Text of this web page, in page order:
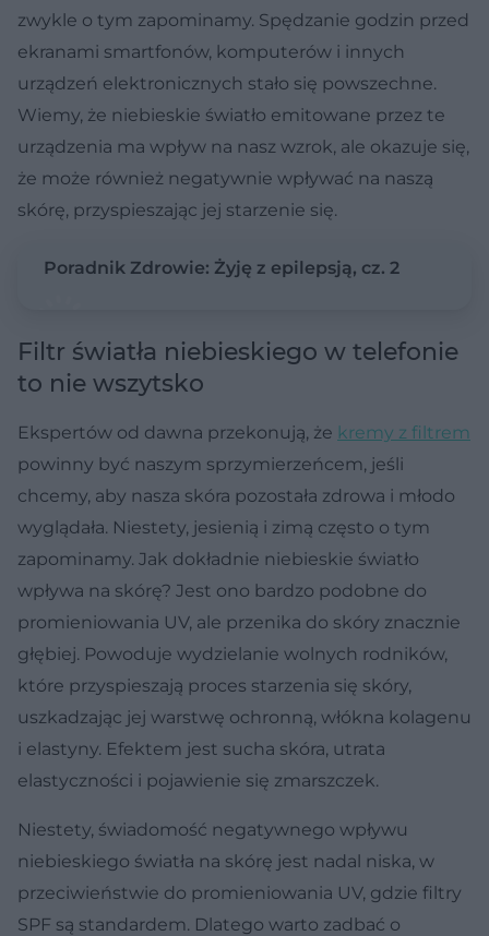
zwykle o tym zapominamy. Spędzanie godzin przed
ekranami smartfonów, komputerów i innych
urządzeń elektronicznych stało się powszechne.
Wiemy, że niebieskie światło emitowane przez te
urządzenia ma wpływ na nasz wzrok, ale okazuje się,
że może również negatywnie wpływać na naszą
skórę, przyspieszając jej starzenie się.
Poradnik Zdrowie: Żyję z epilepsją, cz. 2
Filtr światła niebieskiego w telefonie
to nie wszytsko
Ekspertów od dawna przekonują, że kremy z filtrem
powinny być naszym sprzymierzeńcem, jeśli
chcemy, aby nasza skóra pozostała zdrowa i młodo
wyglądała. Niestety, jesienią i zimą często o tym
zapominamy. Jak dokładnie niebieskie światło
wpływa na skórę? Jest ono bardzo podobne do
promieniowania UV, ale przenika do skóry znacznie
głębiej. Powoduje wydzielanie wolnych rodników,
które przyspieszają proces starzenia się skóry,
uszkadzając jej warstwę ochronną, włókna kolagenu
i elastyny. Efektem jest sucha skóra, utrata
elastyczności i pojawienie się zmarszczek.
Niestety, świadomość negatywnego wpływu
niebieskiego światła na skórę jest nadal niska, w
przeciwieństwie do promieniowania UV, gdzie filtry
SPF są standardem. Dlatego warto zadbać o